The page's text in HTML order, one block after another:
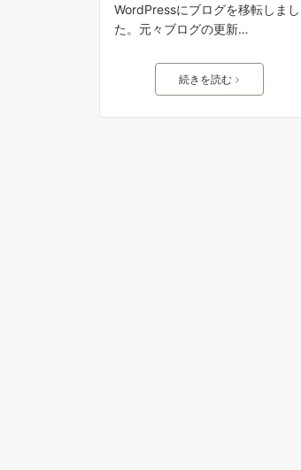
WordPressにブログを移転しまし
た。元々ブログの更新…
続きを読む